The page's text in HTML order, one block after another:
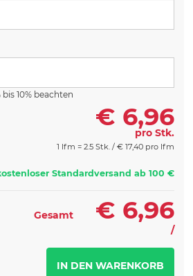
10% beachten
€ 6,96
pro Stk.
1 lfm = 2.5 Stk. / €17,40 pro lfm
Standardversand ab 100 €
Gesamt € 6,96
/